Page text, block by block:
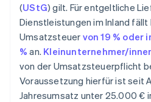
(UStG) gilt. Für entgeltliche
Dienstleistungen im Inland fällt
Umsatzsteuer von 19 % oder
% an. Kleinunternehmer/
von der Umsatzsteuerpflicht
Voraussetzung hierfür ist seit
Jahresumsatz unter 25.000 €